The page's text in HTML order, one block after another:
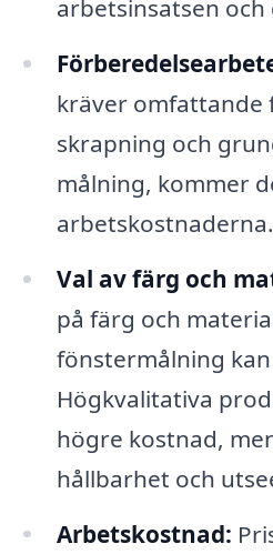
arbetsinsatsen
kräver omfattande
skrapning och
målning, kommer
arbetskostnaderna.
Val av färg och
på färg och
fönstermålning
Högkvalitativa
högre kostnad,
hållbarhet och
Arbetskostnad: